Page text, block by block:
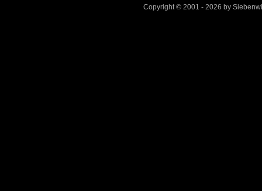
Copyright © 2001 - 2026 by